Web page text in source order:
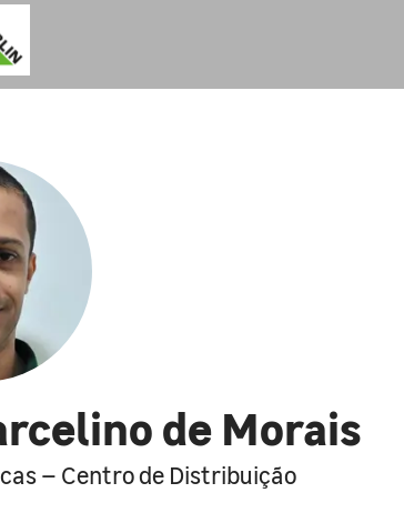
de Morais
– Centro de Distribuição